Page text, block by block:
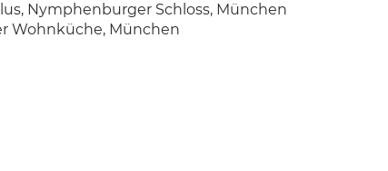
Nymphenburger Schloss, München
Wohnküche, München